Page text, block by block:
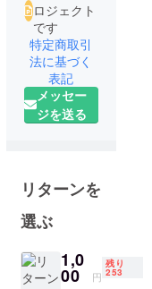
ロジェクト
です
特定商取引
法に基づく
表記
メッセー
ジを送る
リターンを
選ぶ
1,0
00 円
残り
253